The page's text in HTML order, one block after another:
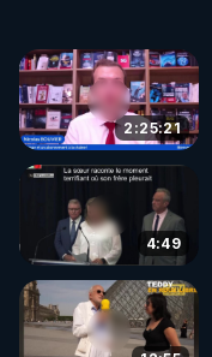
2:25:21
4:49